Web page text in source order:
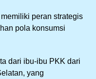
peran strategis
pola konsumsi
dari ibu-ibu PKK dari
yang